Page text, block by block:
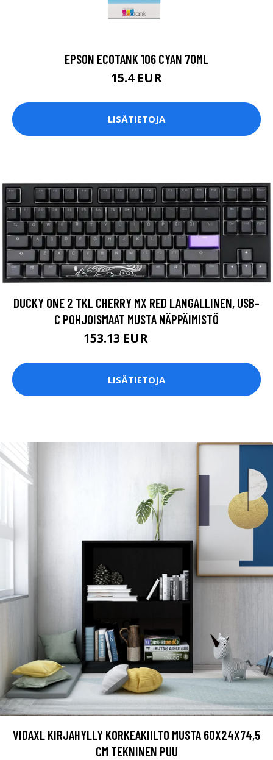
EPSON ECOTANK 106 CYAN 70ML
15.4 EUR
LISÄTIETOJA
DUCKY ONE 2 TKL CHERRY MX RED LANGALLINEN, USB-
C POHJOISMAAT MUSTA NÄPPÄIMISTÖ
153.13 EUR
LISÄTIETOJA
VIDAXL KIRJAHYLLY KORKEAKIILTO MUSTA 60X24X74,5
CM TEKNINEN PUU